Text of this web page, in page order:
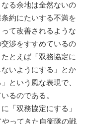
る余地は全然ないの
約にたいする不満を
て改善されるような
渉をすすめているの
とえば「双務協定に
いようにする」とか
という風な表現で、
るのである。
「双務協定にする」
ってきた自衛隊の戦